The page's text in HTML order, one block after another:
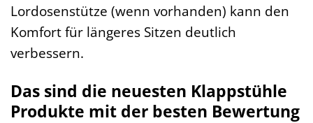
Lordosenstütze (wenn vorhanden) kann den
Komfort für längeres Sitzen deutlich
verbessern.
Das sind die neuesten Klappstühle
Produkte mit der besten Bewertung